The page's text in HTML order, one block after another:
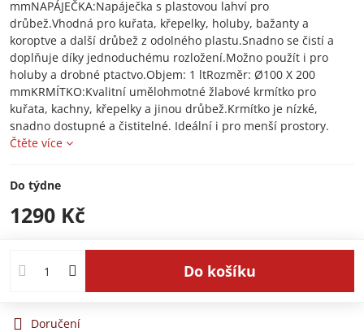
mmNAPÁJEČKA:Napáječka s plastovou lahví pro
drůbež.Vhodná pro kuřata, křepelky, holuby, bažanty a
koroptve a další drůbež z odolného plastu.Snadno se čistí a
doplňuje díky jednoduchému rozložení.Možno použít i pro
holuby a drobné ptactvo.Objem: 1 ltRozměr: Ø100 X 200
mmKRMÍTKO:Kvalitní umělohmotné žlabové krmítko pro
kuřata, kachny, křepelky a jinou drůbež.Krmítko je nízké,
snadno dostupné a čistitelné. Ideální i pro menší prostory.
Čtěte více
Do týdne
1290 Kč
Do košíku
Doručení